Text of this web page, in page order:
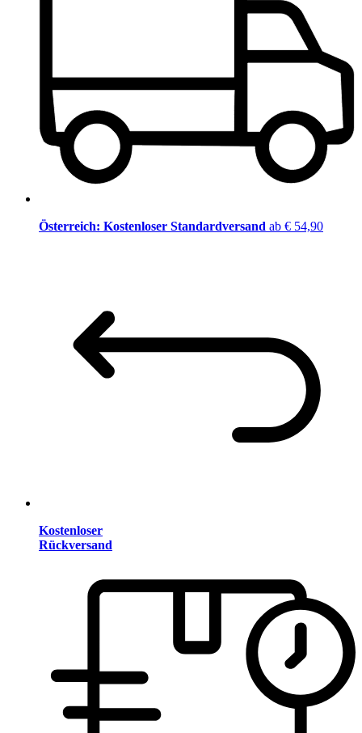
Österreich: Kostenloser Standardversand ab € 54,90
Kostenloser
Rückversand